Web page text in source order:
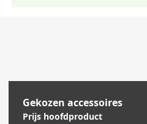
Gekozen accessoires
Prijs hoofdproduct